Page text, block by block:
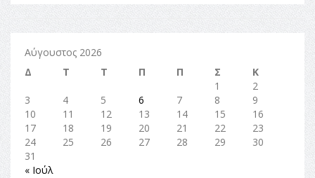
Αύγουστος 2026
Δ
Τ Τ Π Π Σ
Κ
1
2
3
4 5 6 7 8
9
10
11 12 13 14 15
16
17
18 19 20 21 22
23
24
25 26 27 28 29
30
31
« Ιούλ